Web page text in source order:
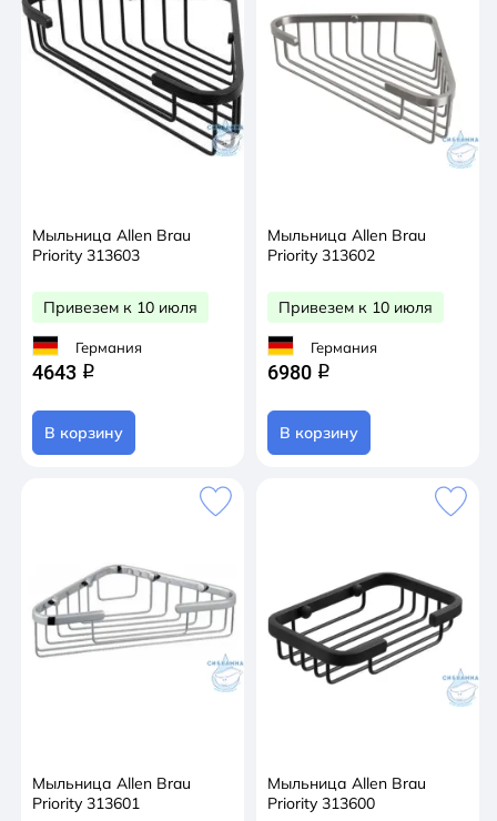
Мыльница Allen Brau
Priority 313603
Привезем к 10 июля
Германия
4643 q
В корзину
Мыльница Allen Brau
Priority 313602
Привезем к 10 июля
Германия
6980 q
В корзину
Мыльница Allen Brau
Priority 313601
Мыльница Allen Brau
Priority 313600